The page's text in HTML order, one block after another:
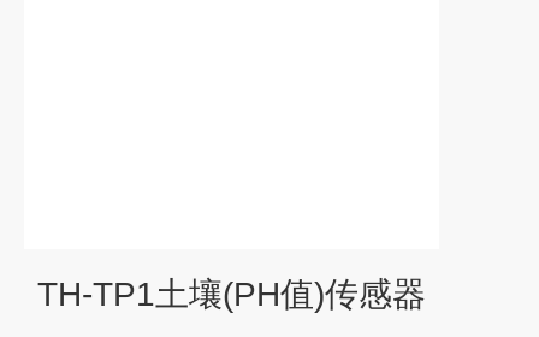
TH-TP1土壤(PH值)传感器